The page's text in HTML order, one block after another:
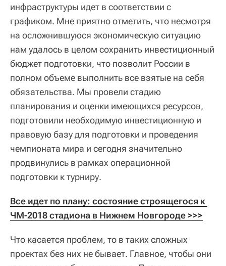
инфраструктуры идет в соответствии с
графиком. Мне приятно отметить, что несмотря
на осложнившуюся экономическую ситуацию
нам удалось в целом сохранить инвестиционный
бюджет подготовки, что позволит России в
полном объеме выполнить все взятые на себя
обязательства. Мы провели стадию
планирования и оценки имеющихся ресурсов,
подготовили необходимую инвестиционную и
правовую базу для подготовки и проведения
чемпионата мира и сегодня значительно
продвинулись в рамках операционной
подготовки к турниру.
Все идет по плану: состояние строящегося к
ЧМ-2018 стадиона в Нижнем Новгороде >>>
Что касается проблем, то в таких сложных
проектах без них не бывает. Главное, чтобы они